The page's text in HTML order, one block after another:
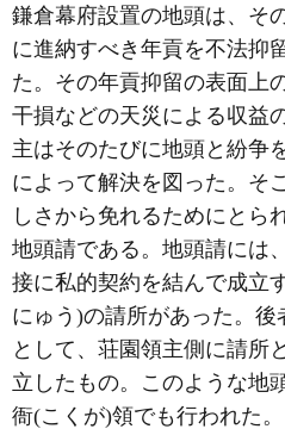
鎌倉幕府設置の地頭は、そ
に進納すべき年貢を不法抑
た。その年貢抑留の表面上
干損などの天災による収益
主はそのたびに地頭と紛争
によって解決を図った。そ
しさから免れるためにとら
地頭請である。地頭請には
接に私的契約を結んで成立
にゅう)の請所があった。
として、荘園領主側に請所
立したもの。このような地
衙(こくが)領でも行われた